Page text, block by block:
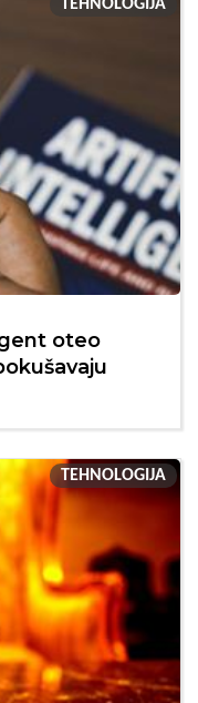
TEHNOLOGIJA
oteo
TEHNOLOGIJA